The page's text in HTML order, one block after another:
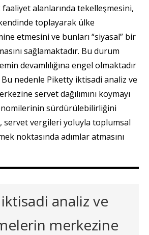
alanlarında tekelleşmesini,
toplayarak ülke
etmesini ve bunları “siyasal” bir
sağlamaktadır. Bu durum
devamlılığına engel olmaktadır
nedenle Piketty iktisadi analiz ve
servet dağılımını koymayı
sürdürülebilirliğini
servet vergileri yoluyla toplumsal
noktasında adımlar atmasını
analiz ve
merkezine